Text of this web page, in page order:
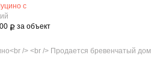
с
Р за объект
/> <br /> Продается бревенчатый